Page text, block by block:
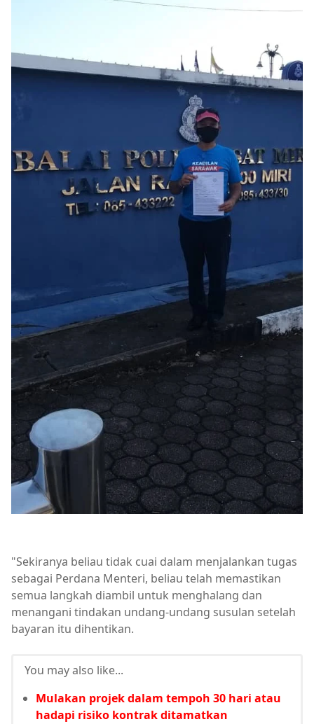
"Sekiranya beliau tidak cuai dalam menjalankan tugas
sebagai Perdana Menteri, beliau telah memastikan
semua langkah diambil untuk menghalang dan
menangani tindakan undang-undang susulan setelah
bayaran itu dihentikan.
You may also like...
Mulakan projek dalam tempoh 30 hari atau
hadapi risiko kontrak ditamatkan